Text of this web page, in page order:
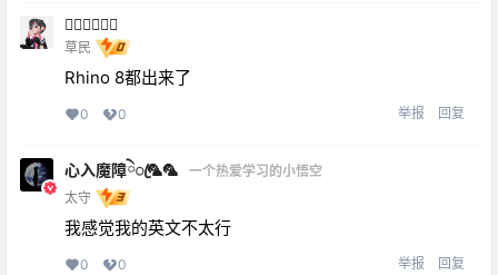

草民
Rhino 8都出来了
0 0 举报 回复
心入魔障ེꦿ🦜🦜
一个热爱学习的小悟空
太守
我感觉我的英文不太行
0 0 举报 回复